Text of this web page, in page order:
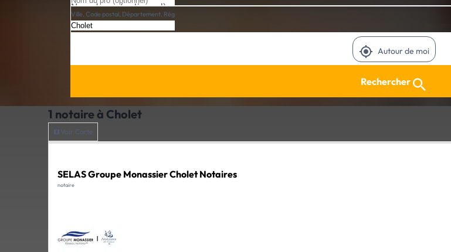
Nom du pro (optionnel)
Ville, Code postal, Département, Région
Autour de moi
Rechercher
1 notaire à Cholet
Voir Carte
SELAS Groupe Monassier Cholet Notaires
notaire